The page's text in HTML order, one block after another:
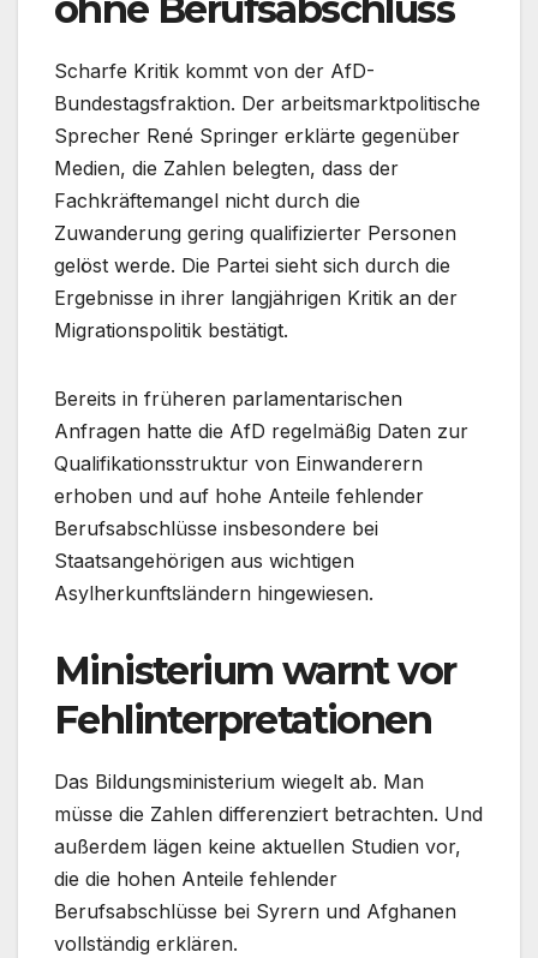
ohne Berufsabschluss
Scharfe Kritik kommt von der AfD-
Bundestagsfraktion. Der arbeitsmarktpolitische
Sprecher René Springer erklärte gegenüber
Medien, die Zahlen belegten, dass der
Fachkräftemangel nicht durch die
Zuwanderung gering qualifizierter Personen
gelöst werde. Die Partei sieht sich durch die
Ergebnisse in ihrer langjährigen Kritik an der
Migrationspolitik bestätigt.
Bereits in früheren parlamentarischen
Anfragen hatte die AfD regelmäßig Daten zur
Qualifikationsstruktur von Einwanderern
erhoben und auf hohe Anteile fehlender
Berufsabschlüsse insbesondere bei
Staatsangehörigen aus wichtigen
Asylherkunftsländern hingewiesen.
Ministerium warnt vor
Fehlinterpretationen
Das Bildungsministerium wiegelt ab. Man
müsse die Zahlen differenziert betrachten. Und
außerdem lägen keine aktuellen Studien vor,
die die hohen Anteile fehlender
Berufsabschlüsse bei Syrern und Afghanen
vollständig erklären.